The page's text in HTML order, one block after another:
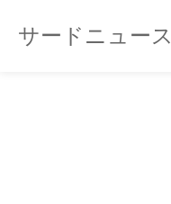
サードニュース